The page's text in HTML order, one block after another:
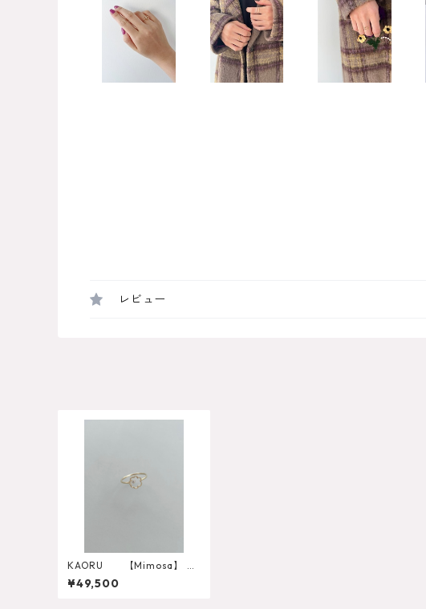
レビュー
KAORU 【Mimosa】 Di
amond Ring
¥49,500